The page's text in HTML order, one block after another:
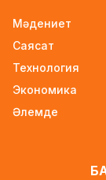
2 күн бұрын
Нұрай
10 млрд
2 күн бұрын
Қазақстан
талап қойды
Мәдениет
Саясат
Технология
Экономика
Әлемде